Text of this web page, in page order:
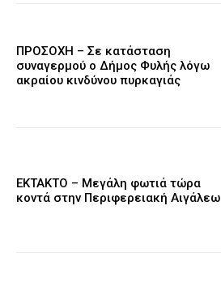
ΠΡΟΣΟΧΗ – Σε κατάσταση
συναγερμού ο Δήμος Φυλής λόγω
ακραίου κινδύνου πυρκαγιάς
ΕΚΤΑΚΤΟ – Μεγάλη φωτιά τώρα
κοντά στην Περιφερειακή Αιγάλεω